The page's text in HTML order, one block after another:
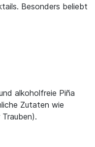
Besonders beliebt
alkoholfreie Piña
Zutaten wie